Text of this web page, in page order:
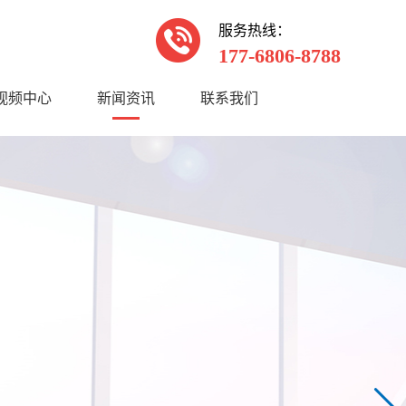
服务热线：
177-6806-8788
频中心 新闻资讯 联系我们